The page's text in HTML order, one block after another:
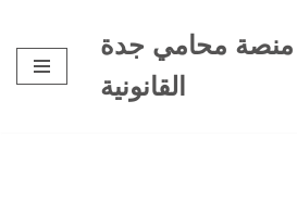
منصة محامي جدة
القانونية